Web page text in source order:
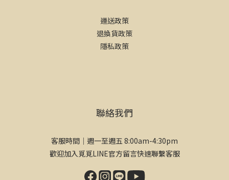
運送政策
退換貨政策
隱私政策
聯絡我們
客服時間｜週一至週五 8:00am-4:30pm
歡迎加入覓覓LINE官方留言快速聯繫客服